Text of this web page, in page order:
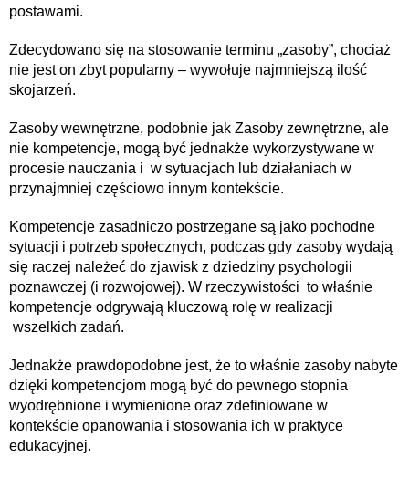
postawami.
Zdecydowano się na stosowanie terminu „zasoby”, chociaż
nie jest on zbyt popularny – wywołuje najmniejszą ilość
skojarzeń.
Zasoby wewnętrzne, podobnie jak Zasoby zewnętrzne, ale
nie kompetencje, mogą być jednakże wykorzystywane w
procesie nauczania i w sytuacjach lub działaniach w
przynajmniej częściowo innym kontekście.
Kompetencje zasadniczo postrzegane są jako pochodne
sytuacji i potrzeb społecznych, podczas gdy zasoby wydają
się raczej należeć do zjawisk z dziedziny psychologii
poznawczej (i rozwojowej). W rzeczywistości to właśnie
kompetencje odgrywają kluczową rolę w realizacji
wszelkich zadań.
Jednakże prawdopodobne jest, że to właśnie zasoby nabyte
dzięki kompetencjom mogą być do pewnego stopnia
wyodrębnione i wymienione oraz zdefiniowane w
kontekście opanowania i stosowania ich w praktyce
edukacyjnej.